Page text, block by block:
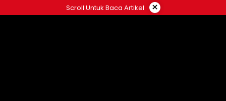
ke
Scroll Untuk Baca Artikel ×